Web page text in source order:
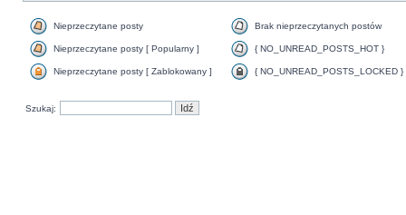
Nieprzeczytane posty Brak nieprzeczytanych postów
Nieprzeczytane posty [ Popularny ] { NO_UNREAD_POSTS_HOT }
Nieprzeczytane posty [ Zablokowany ] { NO_UNREAD_POSTS_LOCKED }
Szukaj: